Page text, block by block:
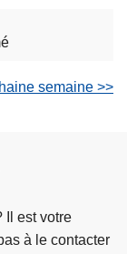
semaine >>
Il est votre
à le contacter